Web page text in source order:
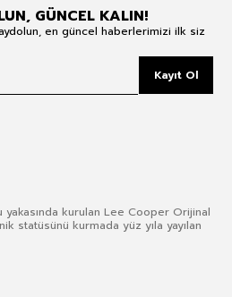
GÜNCEL KALIN!
en güncel haberlerimizi ilk siz
Kayıt Ol
yakasında kurulan Lee Cooper Orijinal
statüsünü kurmada yüz yıla yayılan